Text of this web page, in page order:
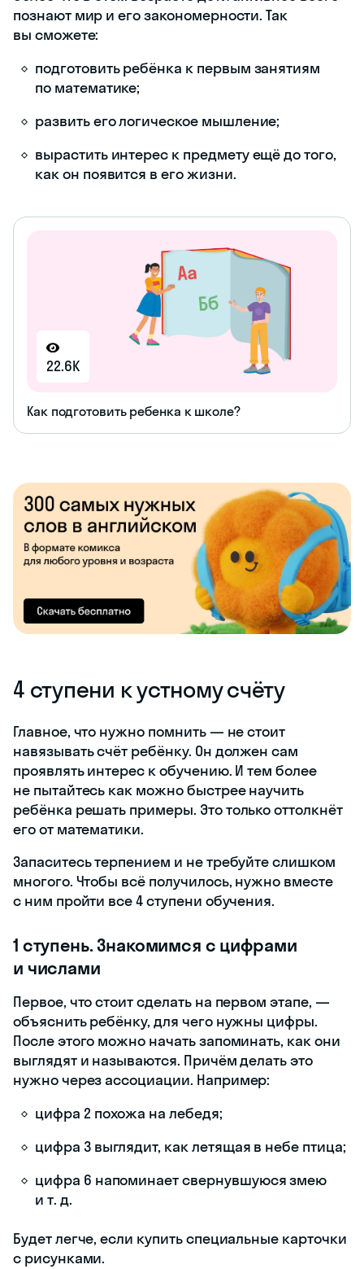
познают мир и его закономерности. Так
вы сможете:
подготовить ребёнка к первым занятиям
по математике;
развить его логическое мышление;
вырастить интерес к предмету ещё до того,
как он появится в его жизни.
22.6K
Как подготовить ребенка к школе?
4 ступени к устному счёту
Главное, что нужно помнить — не стоит
навязывать счёт ребёнку. Он должен сам
проявлять интерес к обучению. И тем более
не пытайтесь как можно быстрее научить
ребёнка решать примеры. Это только оттолкнёт
его от математики.
Запаситесь терпением и не требуйте слишком
многого. Чтобы всё получилось, нужно вместе
с ним пройти все 4 ступени обучения.
1 ступень. Знакомимся с цифрами
и числами
Первое, что стоит сделать на первом этапе, —
объяснить ребёнку, для чего нужны цифры.
После этого можно начать запоминать, как они
выглядят и называются. Причём делать это
нужно через ассоциации. Например:
цифра 2 похожа на лебедя;
цифра 3 выглядит, как летящая в небе птица;
цифра 6 напоминает свернувшуюся змею
и т. д.
Будет легче, если купить специальные карточки
с рисунками.